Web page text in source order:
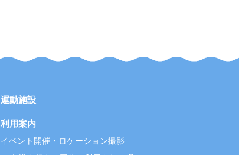
運動施設
利用案内
イベント開催・ロケーション撮影